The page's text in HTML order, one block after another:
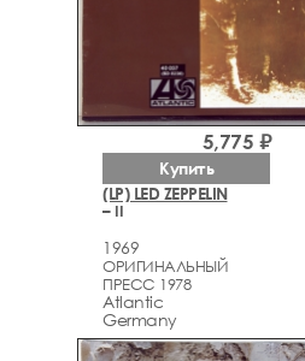
(LP) LED ZEPPELIN
– II
1969
ОРИГИНАЛЬНЫЙ
ПРЕСС 1978
Atlantic
Germany
5,775 ₽
Купить